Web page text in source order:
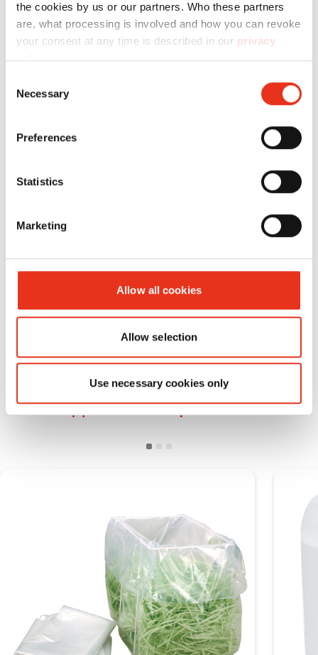
the cookies by us or our partners. Who these partners
are, what processing is involved and how you can revoke
your consent at any time is described in our privacy
policy.
Selection
Necessary
Preferences
Statistics
Marketing
Allow all cookies
Allow selection
Use necessary cookies only
HSM
SP 5088 -
mm
4026631060318
Расходные материалы